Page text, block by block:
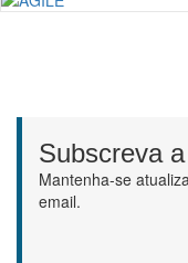
Subscreva
Mantenha-se
email.